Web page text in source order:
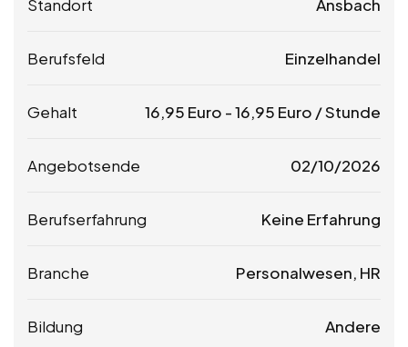
Standort Ansbach
Berufsfeld Einzelhandel
Gehalt 16,95 Euro -16,95 Euro / Stunde
Angebotsende 02/10/2026
Berufserfahrung Keine Erfahrung
Branche Personalwesen, HR
Bildung Andere